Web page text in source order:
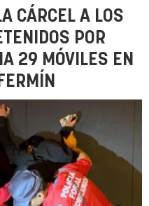
CÁRCEL A LOS
POR
29 MÓVILES EN